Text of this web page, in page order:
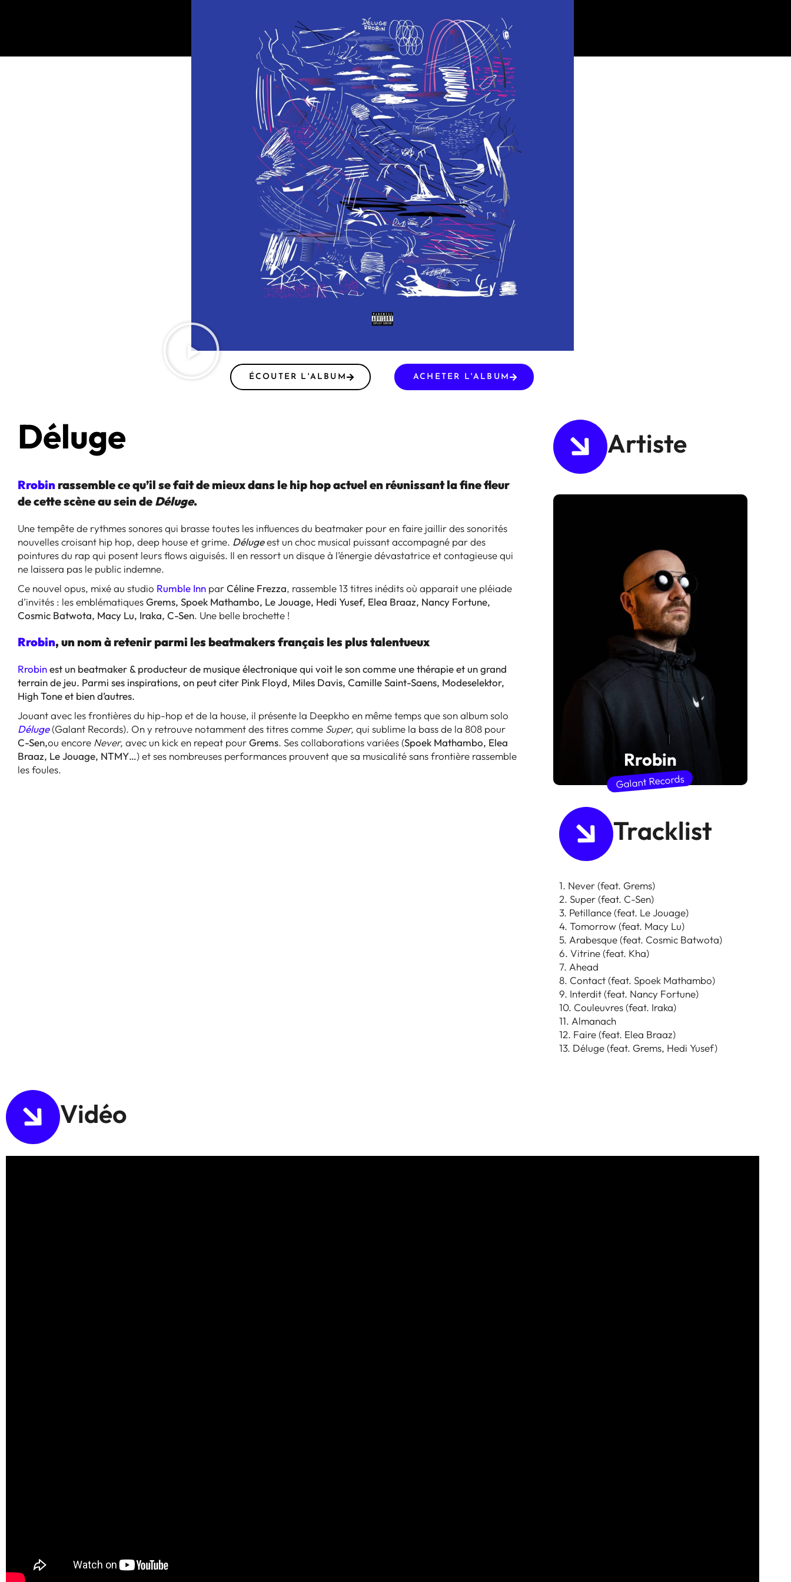
ÉCOUTER L'ALBUM ACHETER L'ALBUM
Déluge
Rrobin rassemble ce qu’il se fait de mieux dans le hip hop actuel en réunissant la fine fleur
de cette scène au sein de Déluge.
Une tempête de rythmes sonores qui brasse toutes les influences du beatmaker pour en faire jaillir des sonorités
nouvelles croisant hip hop, deep house et grime. Délugeest un choc musical puissant accompagné par des
pointures du rap qui posent leurs flows aiguisés. Il en ressort un disque à l’énergie dévastatrice et contagieuse qui
ne laissera pas le public indemne.
Ce nouvel opus, mixé au studio Rumble Inn parCéline Frezza, rassemble 13 titres inédits où apparait une pléiade
d’invités : les emblématiquesGrems, Spoek Mathambo, Le Jouage, Hedi Yusef, Elea Braaz, Nancy Fortune,
Cosmic Batwota, Macy Lu, Iraka, C-Sen. Une belle brochette !
Rrobin, un nom à retenir parmi les beatmakers français les plus talentueux
Rrobinest un beatmaker & producteur de musique électronique qui voit le son comme une thérapie et un grand
terrain de jeu. Parmi ses inspirations, on peut citer Pink Floyd, Miles Davis, Camille Saint-Saens, Modeselektor,
High Tone et bien d’autres.
Jouant avec les frontières du hip-hop et de la house, il présente la Deepkho en même temps que son album solo
Déluge(Galant Records). On y retrouve notamment des titres comme Super, qui sublime la bass de la 808 pour
C-Sen,ou encore Never, avec un kick en repeat pourGrems. Ses collaborations variées (Spoek Mathambo, Elea
Braaz, Le Jouage, NTMY…) et ses nombreuses performances prouvent que sa musicalité sans frontière rassemble
les foules.
Artiste
Rrobin
Galant Records
Tracklist
1. Never (feat. Grems)
2. Super (feat. C-Sen)
3. Petillance (feat. Le Jouage)
4. Tomorrow (feat. Macy Lu)
5. Arabesque (feat. Cosmic Batwota)
6. Vitrine (feat. Kha)
7. Ahead
8. Contact (feat. Spoek Mathambo)
9. Interdit (feat. Nancy Fortune)
10. Couleuvres (feat. Iraka)
11. Almanach
12. Faire (feat. Elea Braaz)
13. Déluge (feat. Grems, Hedi Yusef)
Vidéo